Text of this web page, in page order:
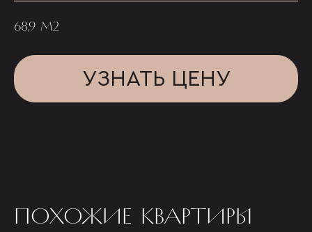
68,9 М2
УЗНАТЬ ЦЕНУ
ПОХОЖИЕ КВАРТИРЫ